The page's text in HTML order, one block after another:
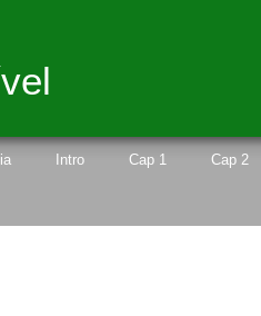
Intro Cap 1 Cap 2